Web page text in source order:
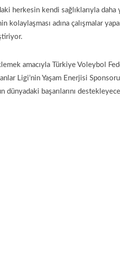
herkesin kendi sağlıklarıyla
adına çalışmalar yapan
amacıyla Türkiye Voleybol
Ligi’nin Yaşam Enerjisi
dünyadaki başarılarını